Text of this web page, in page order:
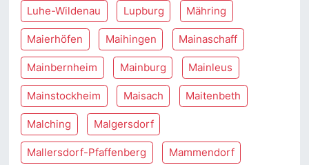
Luhe-Wildenau Lupburg Mähring
Maierhöfen Maihingen Mainaschaff
Mainbernheim Mainburg Mainleus
Mainstockheim Maisach Maitenbeth
Malching Malgersdorf
Mallersdorf-Pfaffenberg Mammendorf